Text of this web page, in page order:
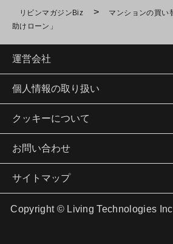
リビンマガジンBiz >
マンションの買い
助けローン」
運営会社
個人情報の取り扱い
クッキーについて
お問い合わせ
サイトマップ
Copyright © Living Technologies